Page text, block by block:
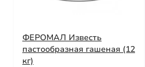
ФЕРОМАЛ Известь
пастообразная гашеная (12
кг)